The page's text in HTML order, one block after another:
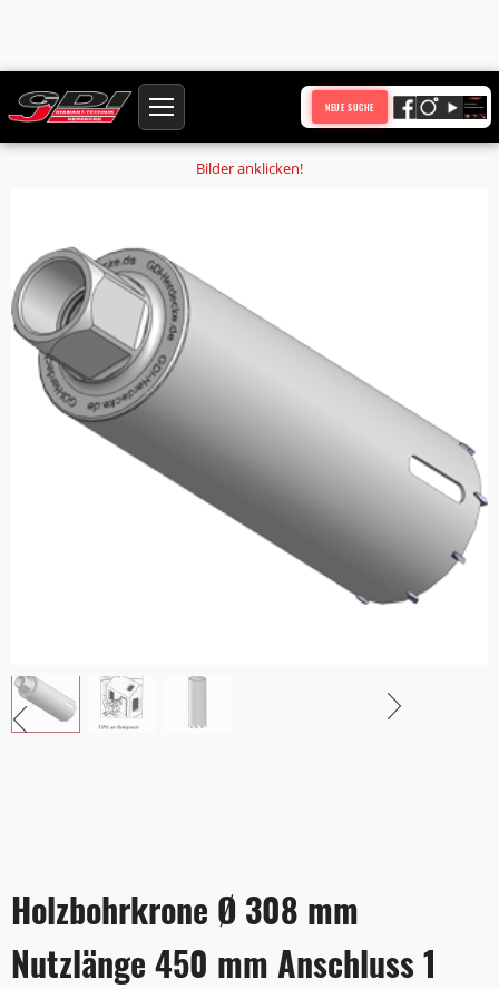
NEUE SUCHE
Startseite
Produkte
Holzbohrkrone Ø 308 mm Nutzlänge 450 mm Anschluss 1 1/4 Zoll UNC
Bilder anklicken!
Holzbohrkrone Ø 308 mm
Nutzlänge 450 mm Anschluss 1